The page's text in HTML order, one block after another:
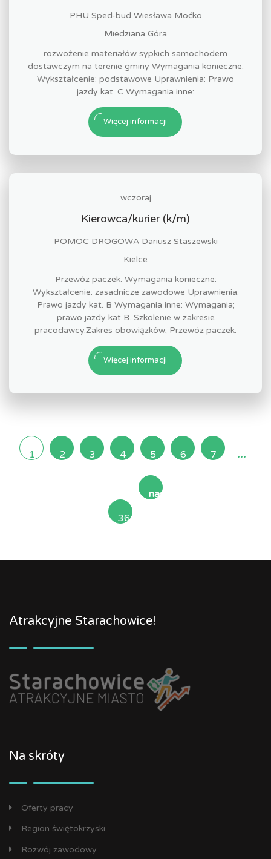
PHU Sped-bud Wiesława Moćko
Miedziana Góra
rozwożenie materiałów sypkich samochodem
dostawczym na terenie gminy Wymagania konieczne:
Wykształcenie: podstawowe Uprawnienia: Prawo
jazdy kat. C Wymagania inne:
Więcej informacji
wczoraj
Kierowca/kurier (k/m)
POMOC DROGOWA Dariusz Staszewski
Kielce
Przewóz paczek. Wymagania konieczne:
Wykształcenie: zasadnicze zawodowe Uprawnienia:
Prawo jazdy kat. B Wymagania inne: Wymagania;
prawo jazdy kat B. Szkolenie w zakresie
pracodawcy.Zakres obowiązków; Przewóz paczek.
Więcej informacji
1 2 3 4 5 6 7 ...
36
następna
Atrakcyjne Starachowice!
Na skróty
Oferty pracy
Region świętokrzyski
Rozwój zawodowy